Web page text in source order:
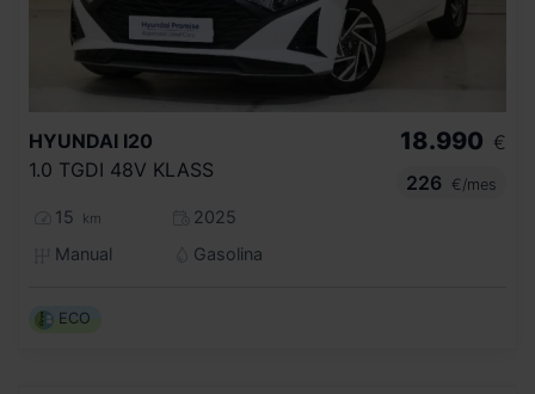
HYUNDAI I20
1.0 TGDI 48V KLASS
15 km
2025
Manual
Gasolina
18.990 €
226
€/mes
ECO